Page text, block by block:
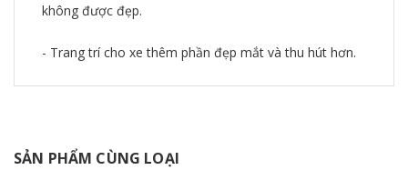
không được đẹp.
- Trang trí cho xe thêm phần đẹp mắt và thu hút hơn.
SẢN PHẨM CÙNG LOẠI